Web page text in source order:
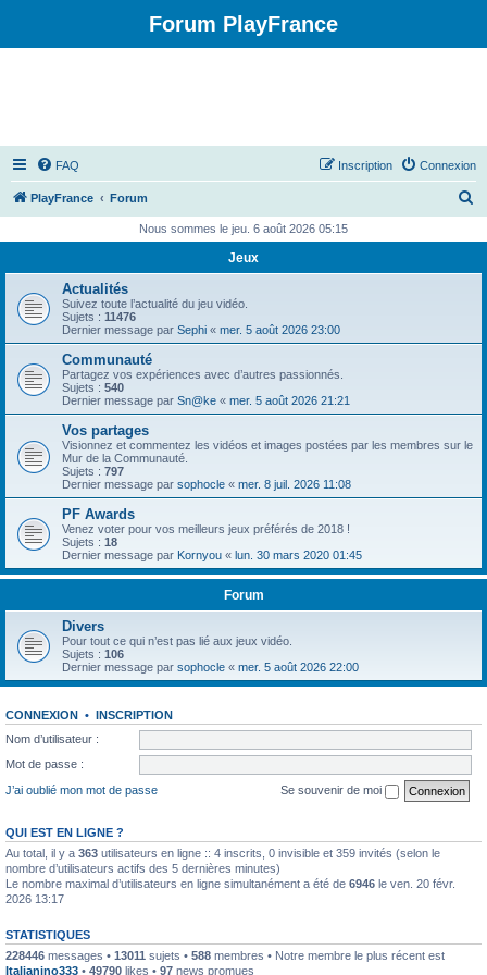
Forum PlayFrance
FAQ Connexion
Inscription
PlayFrance Forum
h
Nous sommes le jeu. 6 août 2026 05:15
Jeux
Actualités
Suivez toute l’actualité du jeu vidéo.
Sujets : 11476
Dernier message par Sephi « mer. 5 août 2026 23:00
Communauté
Partagez vos expériences avec d’autres passionnés.
Sujets : 540
Dernier message par Sn@ke « mer. 5 août 2026 21:21
Vos partages
Visionnez et commentez les vidéos et images postées par les membres sur le
Mur de la Communauté.
Sujets : 797
Dernier message par sophocle « mer. 8 juil. 2026 11:08
PF Awards
Venez voter pour vos meilleurs jeux préférés de 2018 !
Sujets : 18
Dernier message par Kornyou « lun. 30 mars 2020 01:45
Forum
Divers
Pour tout ce qui n’est pas lié aux jeux vidéo.
Sujets : 106
Dernier message par sophocle « mer. 5 août 2026 22:00
CONNEXION • INSCRIPTION
Nom d’utilisateur :
Mot de passe :
J’ai oublié mon mot de passe
Se souvenir de moi
QUI EST EN LIGNE ?
Au total, il y a 363 utilisateurs en ligne :: 4 inscrits, 0 invisible et 359 invités (selon le
nombre d’utilisateurs actifs des 5 dernières minutes)
Le nombre maximal d’utilisateurs en ligne simultanément a été de 6946 le ven. 20 févr.
2026 13:17
STATISTIQUES
228446 messages • 13011 sujets • 588 membres • Notre membre le plus récent est
Italianino333 • 49790 likes • 97 news promues